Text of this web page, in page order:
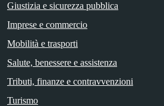
Giustizia e sicurezza pubblica
Imprese e commercio
Mobilità e trasporti
Salute, benessere e assistenza
Tributi, finanze e contravvenzioni
Turismo